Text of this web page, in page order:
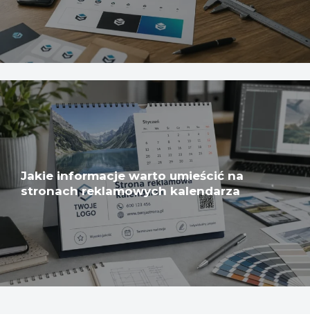
Jakie informacje warto umieścić na
stronach reklamowych kalendarza